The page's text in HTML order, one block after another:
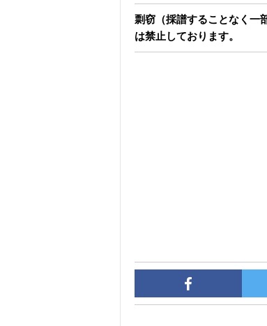
剽窃（採譜することなく一
は禁止しております。